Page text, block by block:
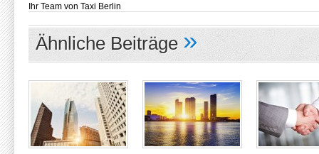
Ihr Team von Taxi Berlin
Ähnliche Beiträge »